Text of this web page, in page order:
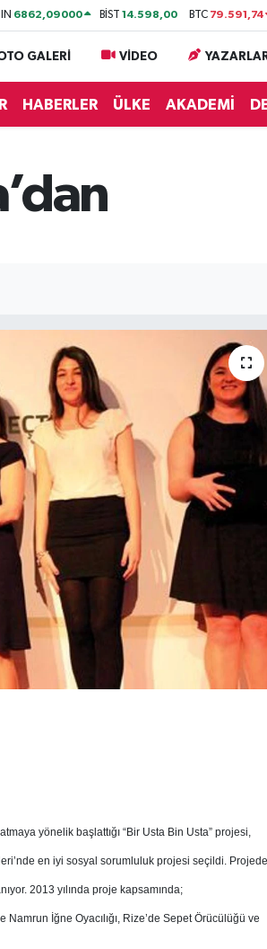
6862,09000 BİST14.598,00 BTC 79.591,74
GALERİ VİDEO
HABERLER ÜLKE AKADEMİ
yönelik başlattığı “Bir Usta Bin Usta” projesi,
en iyi sosyal sorumluluk projesi seçildi. Projede
2013 yılında proje kapsamında;
Namrun İğne Oyacılığı, Rize’de Sepet Örücülüğü ve